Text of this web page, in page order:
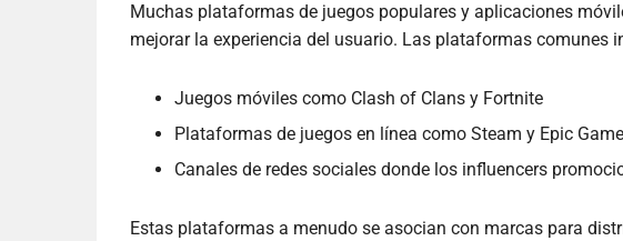
Muchas plataformas de juegos populares y aplicaciones
mejorar la experiencia del usuario. Las plataformas comunes
Juegos móviles como Clash of Clans y Fortnite
Plataformas de juegos en línea como Steam y Epic
Canales de redes sociales donde los influencers
Estas plataformas a menudo se asocian con marcas para